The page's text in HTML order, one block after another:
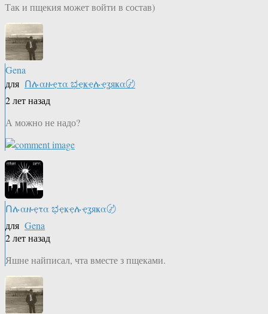
Так и пщекия может войти в состав)
Gena
для Ոሉαዙҿτα ಭҿҝҿሉҿʓяҝα〄
2 лет назад
А можно не надо?
Ոሉαዙҿτα ಭҿҝҿሉҿʓяҝα〄
для Gena
2 лет назад
Яшне найписал, чта вместе з пщеками.